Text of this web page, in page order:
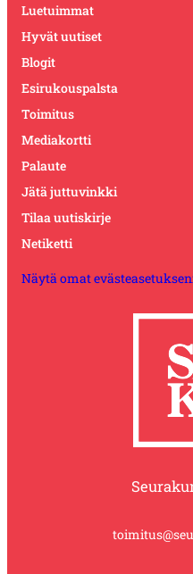
Luetuimmat
Hyvät uutiset
Blogit
Esirukouspalsta
Toimitus
Mediakortti
Palaute
Jätä juttuvinkki
Tilaa uutiskirje
Netiketti
Näytä omat